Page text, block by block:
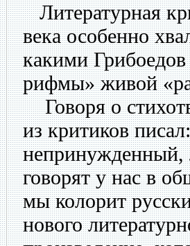
Литературная
века особенно
какими
рифмы» живой
Говоря о
из критиков
непринужденный,
говорят у нас в
мы колорит
нового